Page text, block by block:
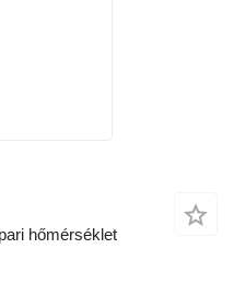
hőmérséklet